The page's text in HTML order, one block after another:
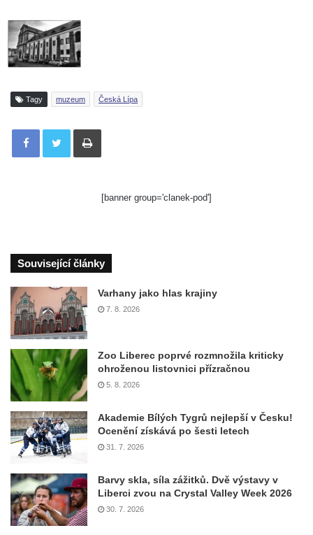
Tagy muzeum Česká Lípa
Tisknout
[banner group='clanek-pod']
Související články
Varhany jako hlas krajiny
7. 8. 2026
Zoo Liberec poprvé rozmnožila kriticky
ohroženou listovnici přízračnou
5. 8. 2026
Akademie Bílých Tygrů nejlepší v Česku!
Ocenění získává po šesti letech
31. 7. 2026
Barvy skla, síla zážitků. Dvě výstavy v
Liberci zvou na Crystal Valley Week 2026
30. 7. 2026